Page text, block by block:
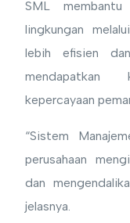
SML
lingkungan
lebih efisien
kepercayaan
“Sistem
perusahaan
dan
jelasnya.